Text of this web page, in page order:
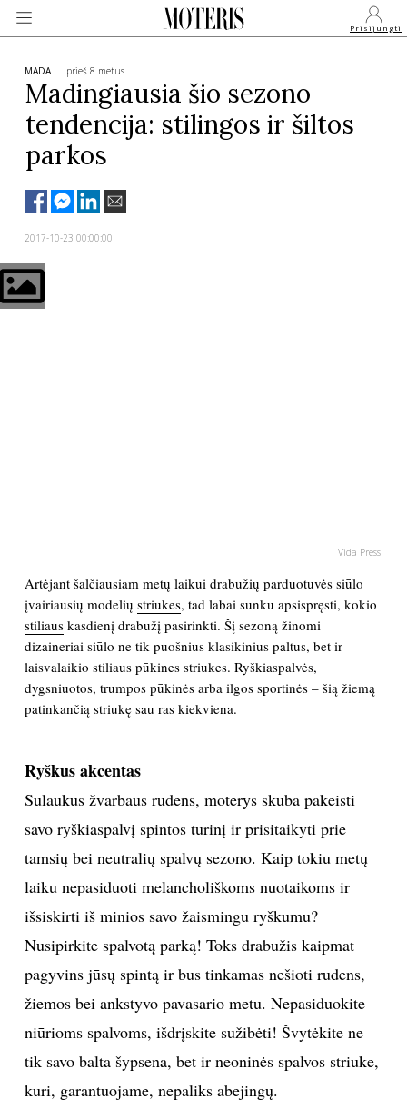
Prisijungti
VEIDAI
MADA
GROŽIS
POLITIKA
KULTŪRA
LAISVALAIKIS
MUZIKA
SPORTAS
FOTOGRAFIJA
MENAS
ĮDOMYBĖS
MADA prieš 8 metus
Madingiausia šio sezono
tendencija: stilingos ir šiltos
parkos
2017-10-23 00:00:00
Vida Press
Artėjant šalčiausiam metų laikui drabužių parduotuvės siūlo
įvairiausių modelių striukes, tad labai sunku apsispręsti, kokio
stiliauskasdienį drabužį pasirinkti. Šį sezoną žinomi
dizaineriai siūlo ne tik puošnius klasikinius paltus, bet ir
laisvalaikio stiliaus pūkines striukes. Ryškiaspalvės,
dygsniuotos, trumpos pūkinės arba ilgos sportinės – šią žiemą
patinkančią striukę sau ras kiekviena.
Ryškus akcentas
Sulaukus žvarbaus rudens, moterys skuba pakeisti
savo ryškiaspalvį spintos turinį ir prisitaikyti prie
tamsių bei neutralių spalvų sezono. Kaip tokiu metų
laiku nepasiduoti melancholiškoms nuotaikoms ir
išsiskirti iš minios savo žaismingu ryškumu?
Nusipirkite spalvotą parką! Toks drabužis kaipmat
pagyvins jūsų spintą ir bus tinkamas nešioti rudens,
žiemos bei ankstyvo pavasario metu. Nepasiduokite
niūrioms spalvoms, išdrįskite sužibėti! Švytėkite ne
tik savo balta šypsena, bet ir neoninės spalvos striuke,
kuri, garantuojame, nepaliks abejingų.